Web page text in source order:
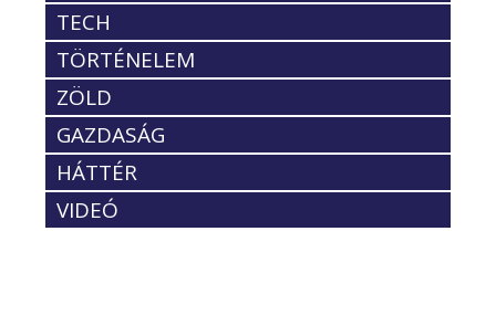
TECH
TÖRTÉNELEM
ZÖLD
GAZDASÁG
HÁTTÉR
VIDEÓ